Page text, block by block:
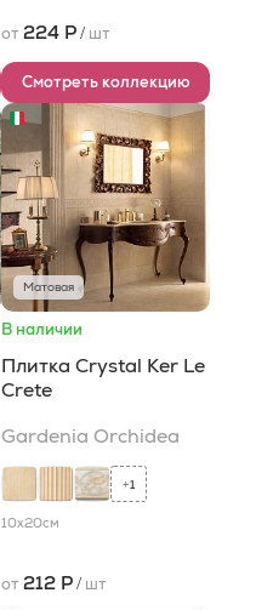
от 224 Р/ шт
Смотреть коллекцию
Матовая
В наличии
Плитка Crystal Ker Le
Crete
Gardenia Orchidea
+1
10x20см
от 212 Р/ шт